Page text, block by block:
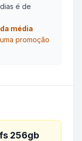
é de
média
promoção
256gb